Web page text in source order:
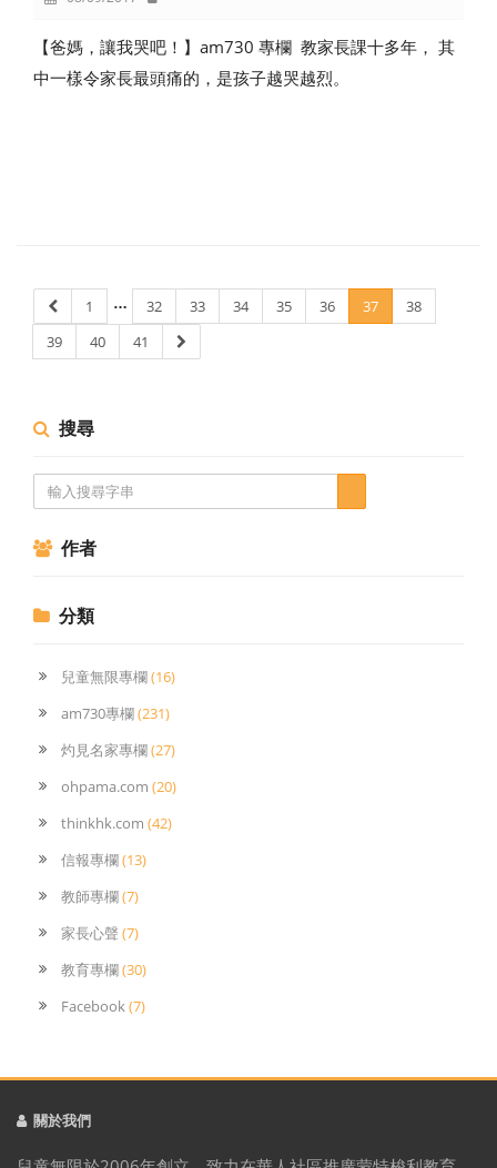
【爸媽，讓我哭吧！】am730 專欄 教家長課十多年， 其
中一樣令家長最頭痛的，是孩子越哭越烈。
1 … 32 33 34 35 36 37
38
39
40 41
搜尋
作者
分類
兒童無限專欄(16)
am730專欄(231)
灼見名家專欄(27)
ohpama.com (20)
thinkhk.com (42)
信報專欄(13)
教師專欄(7)
家長心聲 (7)
教育專欄(30)
Facebook(7)
關於我們